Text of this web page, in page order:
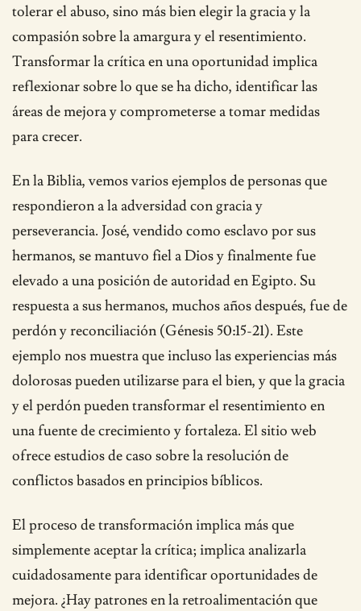
tolerar el abuso, sino más bien elegir la gracia y la
compasión sobre la amargura y el resentimiento.
Transformar la crítica en una oportunidad implica
reflexionar sobre lo que se ha dicho, identificar las
áreas de mejora y comprometerse a tomar medidas
para crecer.
En la Biblia, vemos varios ejemplos de personas que
respondieron a la adversidad con gracia y
perseverancia. José, vendido como esclavo por sus
hermanos, se mantuvo fiel a Dios y finalmente fue
elevado a una posición de autoridad en Egipto. Su
respuesta a sus hermanos, muchos años después, fue de
perdón y reconciliación (Génesis 50:15-21). Este
ejemplo nos muestra que incluso las experiencias más
dolorosas pueden utilizarse para el bien, y que la gracia
y el perdón pueden transformar el resentimiento en
una fuente de crecimiento y fortaleza. El sitio web
ofrece estudios de caso sobre la resolución de
conflictos basados en principios bíblicos.
El proceso de transformación implica más que
simplemente aceptar la crítica; implica analizarla
cuidadosamente para identificar oportunidades de
mejora. ¿Hay patrones en la retroalimentación que